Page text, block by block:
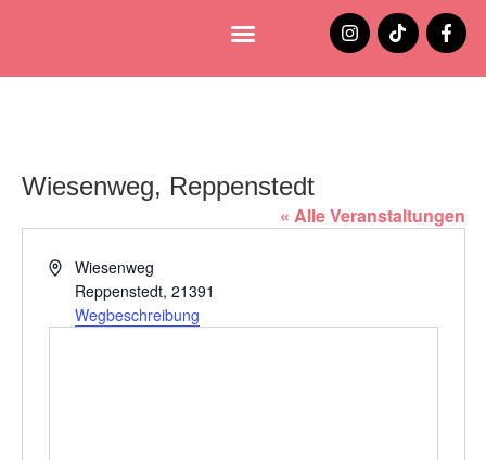
Wiesenweg, Reppenstedt
« Alle Veranstaltungen
AdresseWiesenweg
Reppenstedt, 21391
Wegbeschreibung